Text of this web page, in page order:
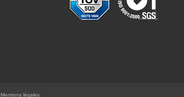
Mentions légales